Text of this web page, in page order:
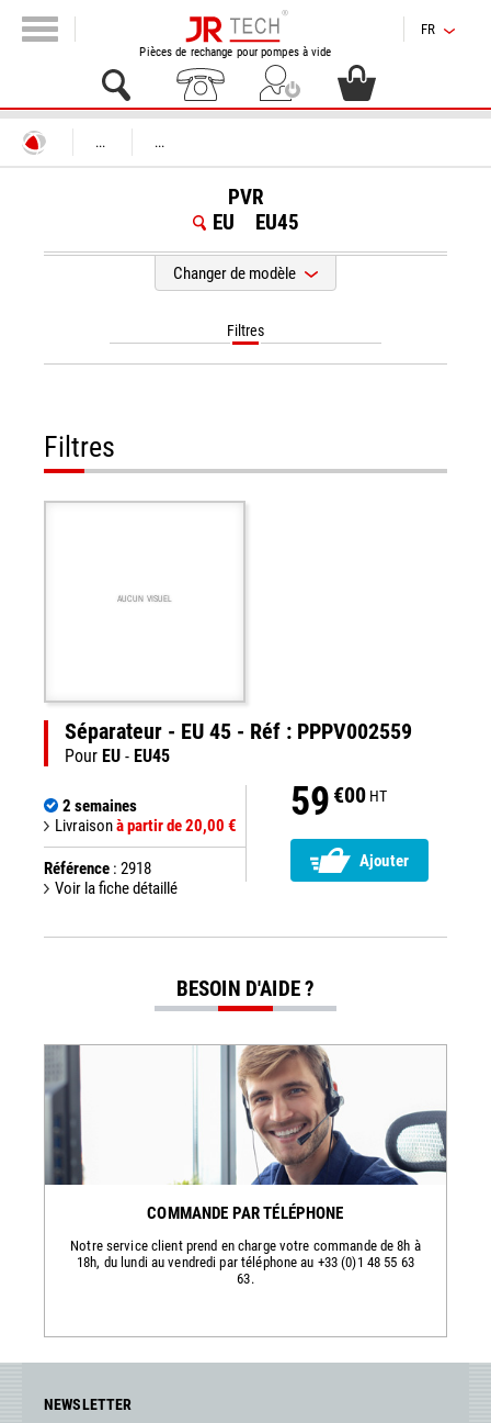
Pièces de rechange pour pompes à vide
FR
... ...
PVR
EU
EU45
Changer de modèle
Filtres
Filtres
AUCUN VISUEL
Séparateur - EU 45 - Réf : PPPV002559
Pour EU - EU45
2 semaines
Livraisonà partir de 20,00 €
Référence : 2918
Voir la fiche détaillé
59 €00 HT
Ajouter
BESOIN D'AIDE ?
COMMANDE PAR TÉLÉPHONE
Notre service client prend en charge votre commande de 8h à
18h, du lundi au vendredi par téléphone au +33 (0)1 48 55 63
63.
NEWSLETTER